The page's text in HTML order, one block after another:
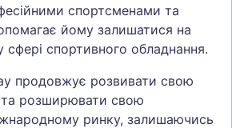
спортсменами та
йому залишатися на
сфері спортивного обладнання.
продовжує розвивати свою
та розширювати свою
ринку, залишаючись